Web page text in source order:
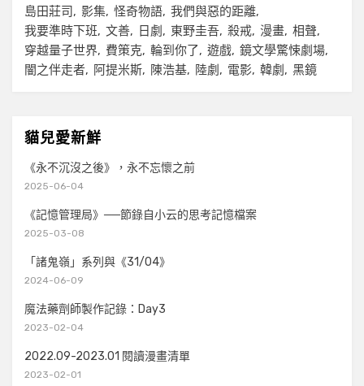
島田莊司
影集 怪奇物語 我們與惡的距離
我要準時下班
文善 日劇 東野圭吾 殺戒 漫畫 相聲
穿越量子世界
費策克 輪到你了 遊戲 鏡文學驚悚劇場
闇之伴走者
阿提米斯 陳浩基 陸劇 電影 韓劇 黑鏡
貓兒愛新鮮
《永不沉沒之後》，永不忘懷之前
2025-06-04
《記憶管理局》──節錄自小云的思考記憶檔案
2025-03-08
「諸鬼嶺」系列與《31/04》
2024-06-09
魔法藥劑師製作記錄：Day3
2023-02-04
2022.09-2023.01 閱讀漫畫清單
2023-02-01